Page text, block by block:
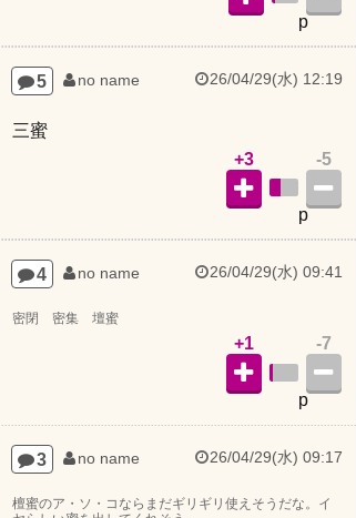
p
5 26/04/29(水) 12:19
三蜜
-5
p
+3
4 26/04/29(水) 09:41
密閉 密集 壇蜜
-7
p
+1
3 26/04/29(水) 09:17
ヤらしい蜜を出してくれそう。